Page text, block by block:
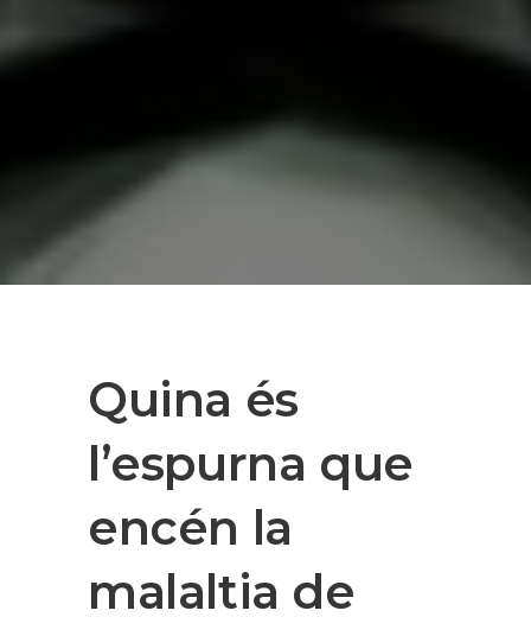
Quina és
l’espurna que
encén la
malaltia de